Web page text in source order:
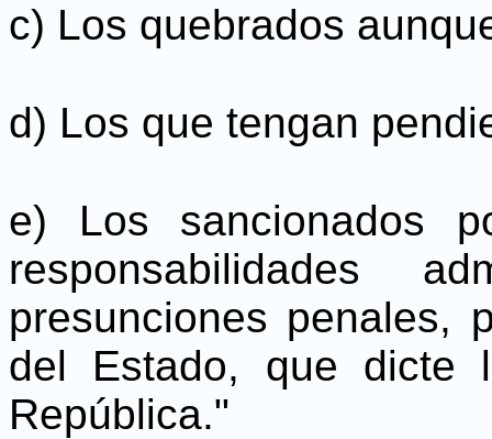
c) Los quebrados
d) Los que tengan
e) Los sancionados
responsabilidades
presunciones penales,
del Estado, que dicte
República."